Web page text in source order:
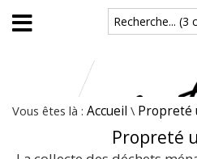
Aller au contenu principal
Recherche... (3
Vous êtes là : Accueil \ Propreté
Propreté